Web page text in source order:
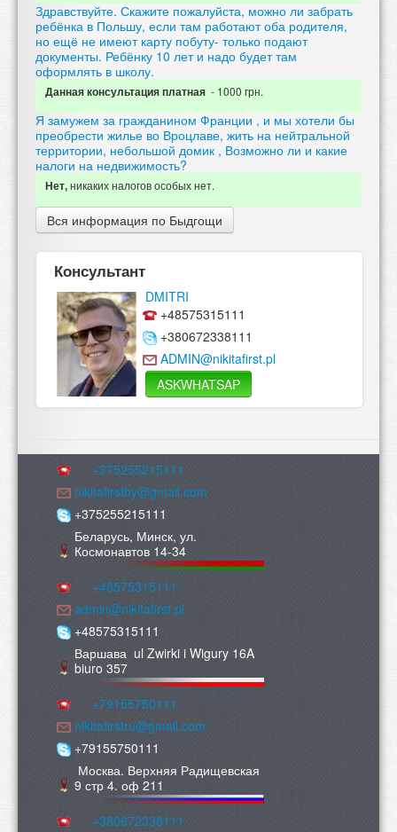
Здравствуйте. Скажите пожалуйста, можно ли забрать
ребёнка в Польшу, если там работают оба родителя,
но ещё не имеют карту побуту- только подают
документы. Ребёнку 10 лет и надо будет там
оформлять в школу.
Данная консультация платная - 1000 грн.
Я замужем за гражданином Франции , и мы хотели бы
преобрести жилье во Вроцлаве, жить на нейтральной
территории, небольшой домик , Возможно ли и какие
налоги на недвижимость?
Нет,никаких налогов особых нет.
Вся информация по Быдгощи
Консультант
DMITRI
+48575315111
+380672338111
ADMIN@nikitafirst.pl
ASKWHATSAP
+375255215111
nikitafirstby@gmail.com
+375255215111
Беларусь, Минск, ул.
Космонавтов 14-34
+48575315111
admin@nikitafirst.pl
+48575315111
Варшава ul Zwirki i Wigury 16A
biuro 357
+79155750111
nikitafirstru@gmail.com
+79155750111
Москва. Верхняя Радищевская
9 стр 4. оф 211
+380672338111